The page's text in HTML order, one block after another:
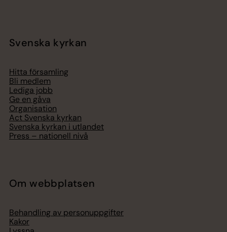
Svenska kyrkan
Hitta församling
Bli medlem
Lediga jobb
Ge en gåva
Organisation
Act Svenska kyrkan
Svenska kyrkan i utlandet
Press – nationell nivå
Om webbplatsen
Behandling av personuppgifter
Kakor